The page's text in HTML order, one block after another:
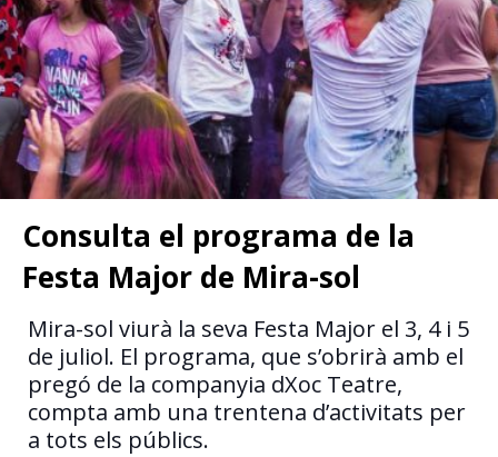
Consulta el programa de la
Festa Major de Mira-sol
Mira-sol viurà la seva Festa Major el 3, 4 i 5
de juliol. El programa, que s’obrirà amb el
pregó de la companyia dXoc Teatre,
compta amb una trentena d’activitats per
a tots els públics.